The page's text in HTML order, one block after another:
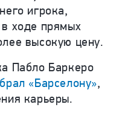
игрока,
ходе прямых
высокую цену.
Пабло Баркеро
«Барселону»,
карьеры.